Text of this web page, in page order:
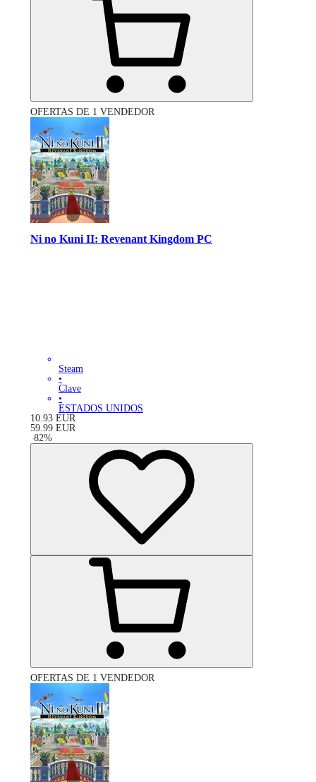
OFERTAS DE 1 VENDEDOR
Ni no Kuni II: Revenant Kingdom PC
Steam
•
Clave
•
ESTADOS UNIDOS
10.93 EUR
59.99 EUR
-82%
OFERTAS DE 1 VENDEDOR